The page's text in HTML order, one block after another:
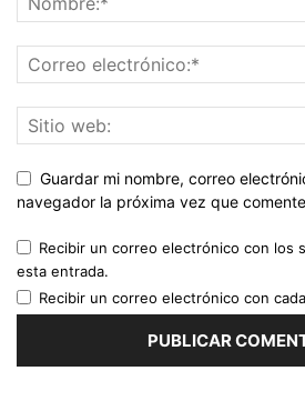
Guardar mi nombre, correo
navegador la próxima vez que
Recibir un correo electrónico con los
esta entrada.
Recibir un correo electrónico con